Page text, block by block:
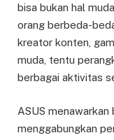
bisa bukan hal
orang berbeda-
kreator konten,
muda, tentu
berbagai aktivitas
ASUS
menggabungkan